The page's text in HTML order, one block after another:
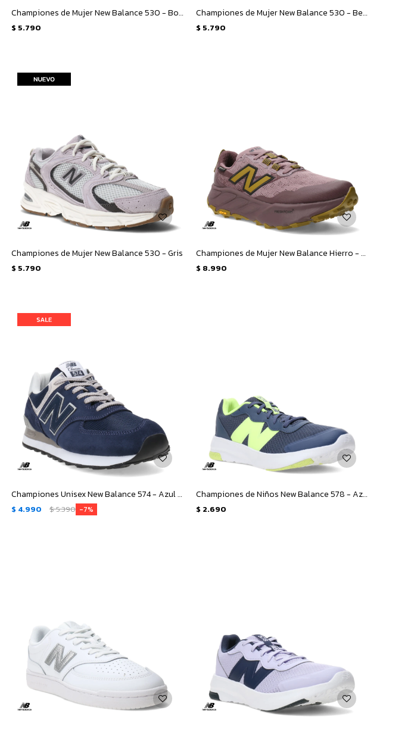
Championes de Mujer New Balance 530 - Bordó
$ 5.790
Championes de Mujer New Balance 530 - Beige - Marron
$ 5.790
Championes de Mujer New Balance 530 - Gris
$ 5.790
Championes de Mujer New Balance Hierro - Rosado - Amarillo Mostaza
$ 8.990
Championes Unisex New Balance 574 - Azul Marino - Gris
$ 4.990 $5.390 7
Championes de Niños New Balance 578 - Azul - Amarillo Fluo
$ 2.690